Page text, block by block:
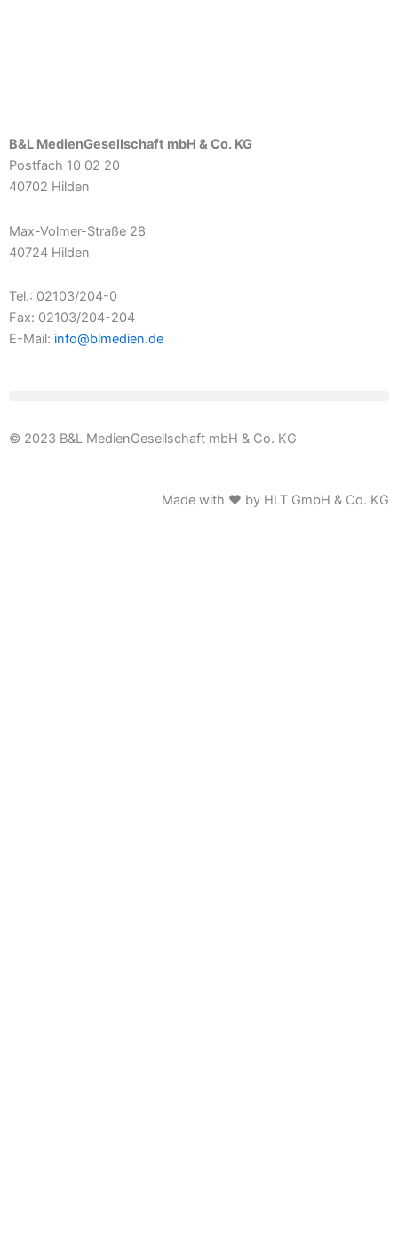
B&L MedienGesellschaft mbH & Co. KG
Postfach 10 02 20
40702 Hilden
Max-Volmer-Straße 28
40724 Hilden
Tel.: 02103/204-0
Fax: 02103/204-204
E-Mail: info@blmedien.de
© 2023 B&L MedienGesellschaft mbH & Co. KG
Made with ♥ by HLT GmbH & Co. KG